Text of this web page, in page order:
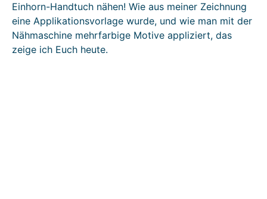
Einhorn-Handtuch nähen! Wie aus meiner Zeichnung
eine Applikationsvorlage wurde, und wie man mit der
Nähmaschine mehrfarbige Motive appliziert, das
zeige ich Euch heute.